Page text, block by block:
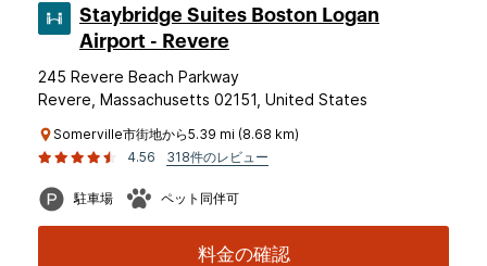
Staybridge Suites Boston Logan
Airport - Revere
245 Revere Beach Parkway
Revere, Massachusetts 02151, United States
Somerville市街地から5.39 mi (8.68 km)
4.56
318件のレビュー
駐車場 ペット同伴可
料金の確認